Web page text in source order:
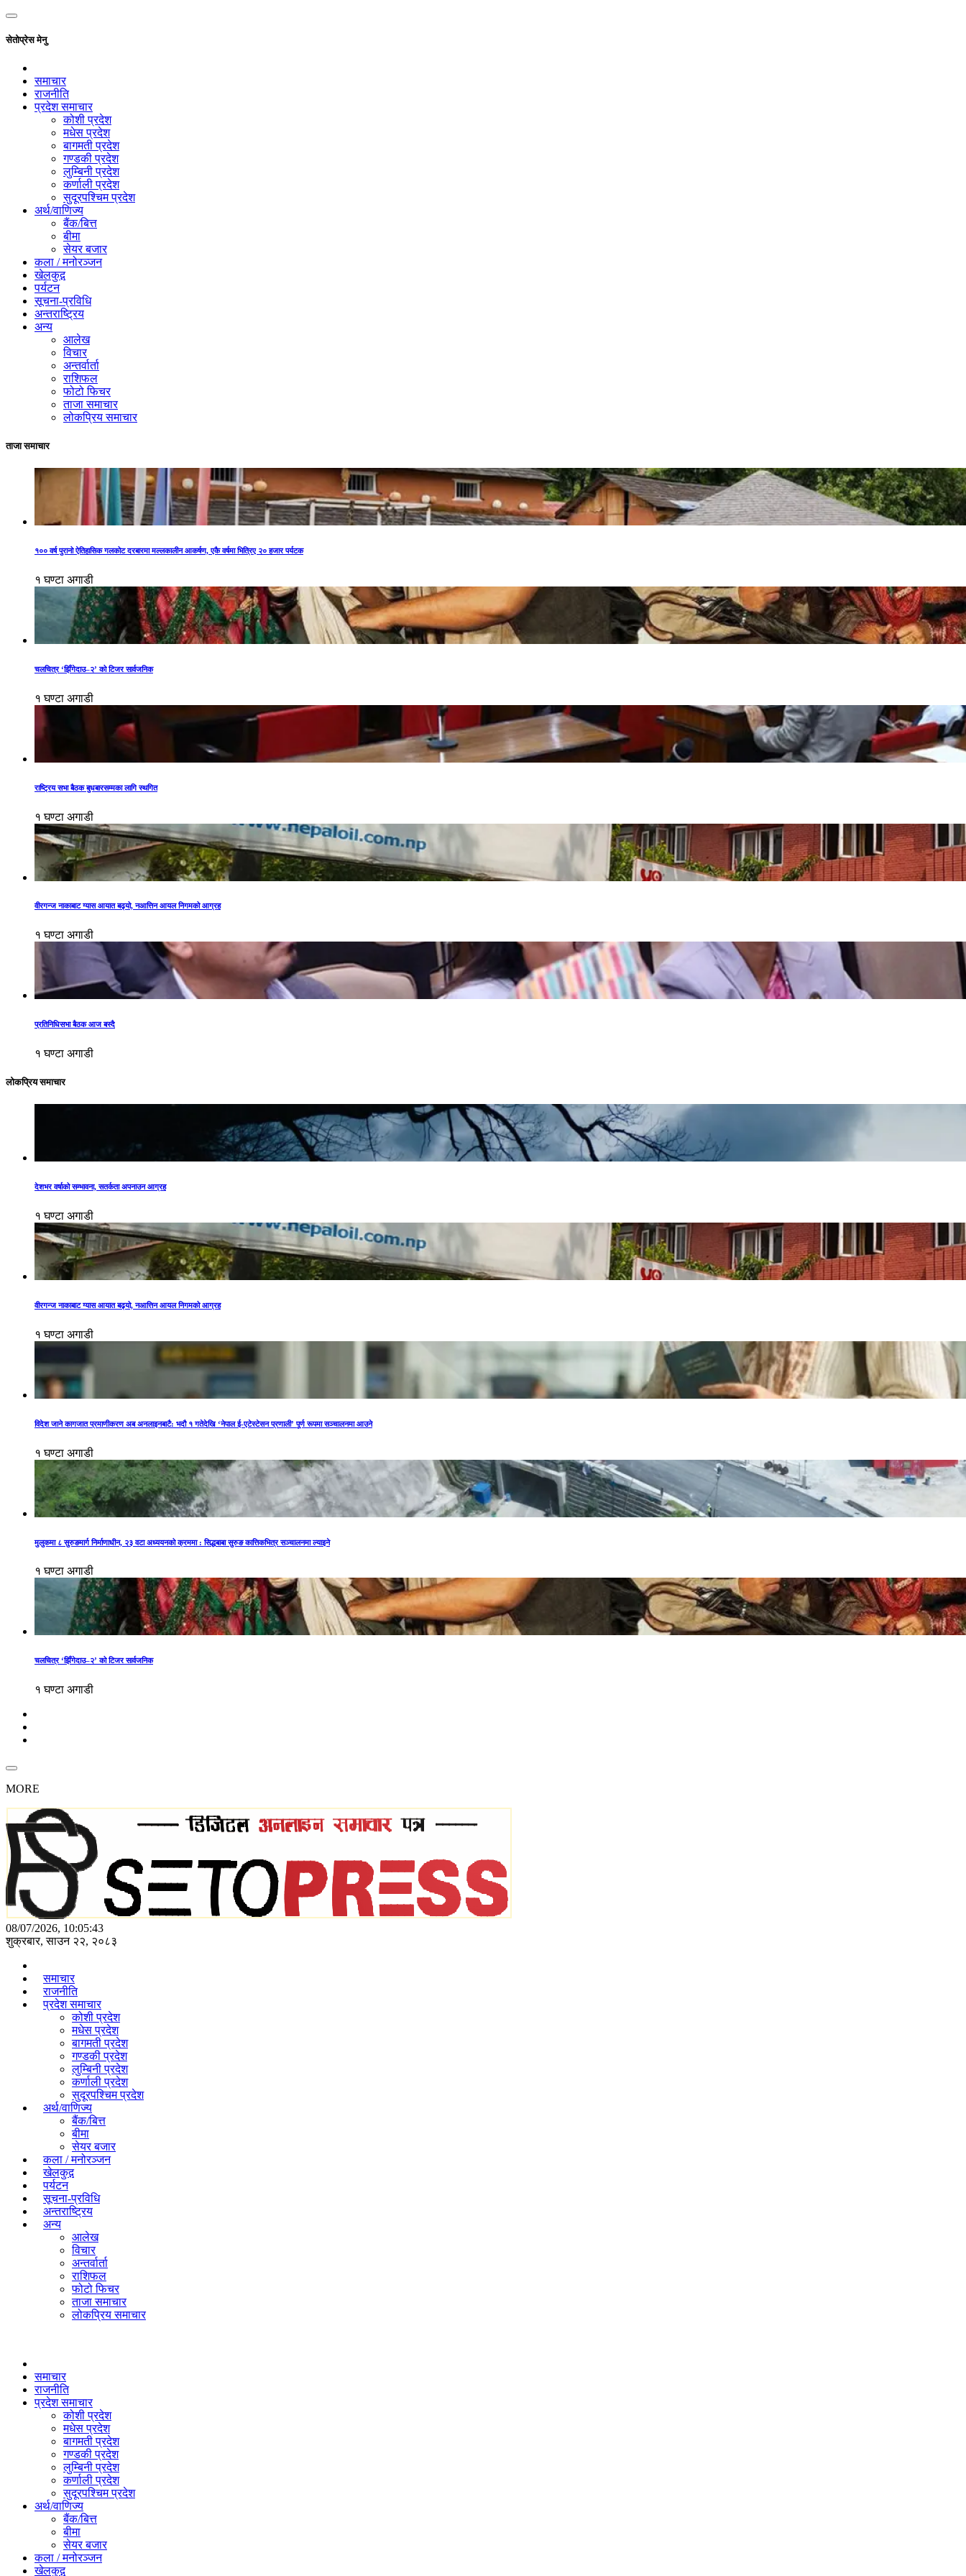
सेतोप्रेस मेनु
समाचार
राजनीति
प्रदेश समाचार
कोशी प्रदेश
मधेस प्रदेश
बागमती प्रदेश
गण्डकी प्रदेश
लुम्बिनी प्रदेश
कर्णाली प्रदेश
सुदूरपश्चिम प्रदेश
अर्थ/वाणिज्य
बैंक/बित्त
बीमा
सेयर बजार
कला / मनोरञ्जन
खेलकुद़़
पर्यटन
सूचना-प्रविधि
अन्तराष्ट्रिय
अन्य
आलेख
विचार
अन्तर्वार्ता
राशिफल
फोटो फिचर
ताजा समाचार
लोकप्रिय समाचार
ताजा समाचार
१०० वर्ष पुरानो ऐतिहासिक गलकोट दरबारमा मल्लकालीन आकर्षण, एकै वर्षमा भित्रिए २० हजार पर्यटक
१ घण्टा अगाडी
चलचित्र ‘झिँगेदाउ–२’ को टिजर सार्वजनिक
१ घण्टा अगाडी
राष्ट्रिय सभा बैठक बुधबारसम्मका लागि स्थगित
१ घण्टा अगाडी
वीरगन्ज नाकाबाट ग्यास आयात बढ्यो, नआत्तिन आयल निगमको आग्रह
१ घण्टा अगाडी
प्रतिनिधिसभा बैठक आज बस्दै
१ घण्टा अगाडी
लोकप्रिय समाचार
देशभर वर्षाको सम्भावना, सतर्कता अपनाउन आग्रह
१ घण्टा अगाडी
वीरगन्ज नाकाबाट ग्यास आयात बढ्यो, नआत्तिन आयल निगमको आग्रह
१ घण्टा अगाडी
विदेश जाने कागजात प्रमाणीकरण अब अनलाइनबाटै: भदौ १ गतेदेखि ‘नेपाल ई-एटेस्टेसन प्रणाली’ पूर्ण रूपमा सञ्चालनमा आउने
१ घण्टा अगाडी
मुलुकमा ८ सुरुङमार्ग निर्माणाधीन, २३ वटा अध्ययनको क्रममा : सिद्धबाबा सुरुङ कात्तिकभित्र सञ्चालनमा ल्याइने
१ घण्टा अगाडी
चलचित्र ‘झिँगेदाउ–२’ को टिजर सार्वजनिक
१ घण्टा अगाडी
MORE
08/07/2026, 10:05:43
शुक्रबार, साउन २२, २०८३
समाचार
राजनीति
प्रदेश समाचार
कोशी प्रदेश
मधेस प्रदेश
बागमती प्रदेश
गण्डकी प्रदेश
लुम्बिनी प्रदेश
कर्णाली प्रदेश
सुदूरपश्चिम प्रदेश
अर्थ/वाणिज्य
बैंक/बित्त
बीमा
सेयर बजार
कला / मनोरञ्जन
खेलकुद़़
पर्यटन
सूचना-प्रविधि
अन्तराष्ट्रिय
अन्य
आलेख
विचार
अन्तर्वार्ता
राशिफल
फोटो फिचर
ताजा समाचार
लोकप्रिय समाचार
समाचार
राजनीति
प्रदेश समाचार
कोशी प्रदेश
मधेस प्रदेश
बागमती प्रदेश
गण्डकी प्रदेश
लुम्बिनी प्रदेश
कर्णाली प्रदेश
सुदूरपश्चिम प्रदेश
अर्थ/वाणिज्य
बैंक/बित्त
बीमा
सेयर बजार
कला / मनोरञ्जन
खेलकुद़़